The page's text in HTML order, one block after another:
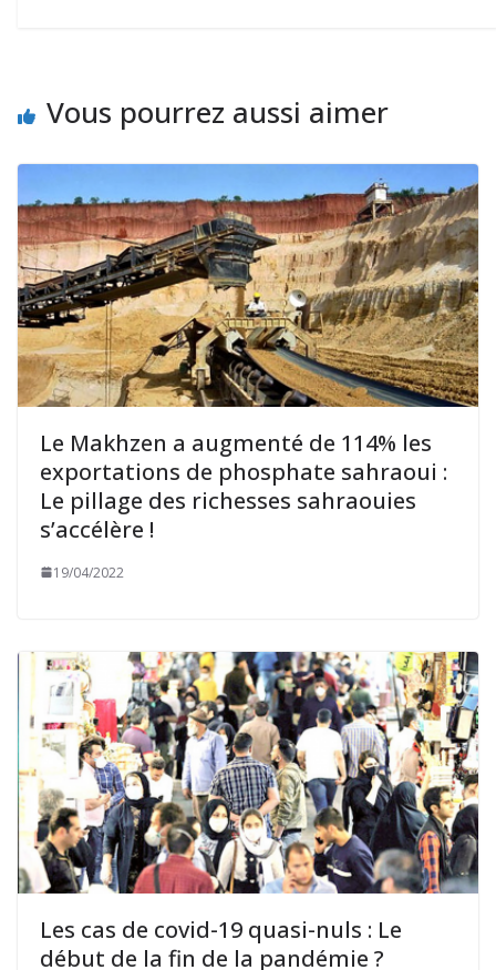
Vous pourrez aussi aimer
Le Makhzen a augmenté de 114% les
exportations de phosphate sahraoui :
Le pillage des richesses sahraouies
s’accélère !
19/04/2022
Les cas de covid-19 quasi-nuls : Le
début de la fin de la pandémie ?